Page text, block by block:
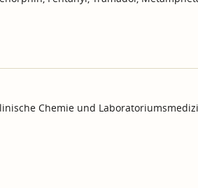
Chemie und